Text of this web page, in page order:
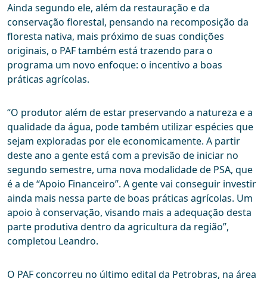
Ainda segundo ele, além da restauração e da
conservação florestal, pensando na recomposição da
floresta nativa, mais próximo de suas condições
originais, o PAF também está trazendo para o
programa um novo enfoque: o incentivo a boas
práticas agrícolas.
“O produtor além de estar preservando a natureza e a
qualidade da água, pode também utilizar espécies que
sejam exploradas por ele economicamente. A partir
deste ano a gente está com a previsão de iniciar no
segundo semestre, uma nova modalidade de PSA, que
é a de “Apoio Financeiro”. A gente vai conseguir investir
ainda mais nessa parte de boas práticas agrícolas. Um
apoio à conservação, visando mais a adequação desta
parte produtiva dentro da agricultura da região”,
completou Leandro.
O PAF concorreu no último edital da Petrobras, na área